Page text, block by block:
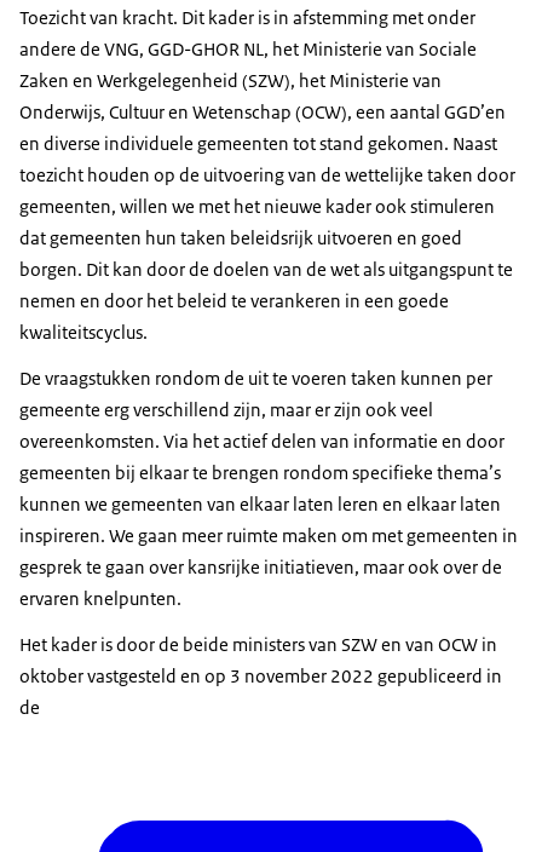
Toezicht van kracht. Dit kader is in afstemming met onder
andere de VNG, GGD-GHOR NL, het Ministerie van Sociale
Zaken en Werkgelegenheid (SZW), het Ministerie van
Onderwijs, Cultuur en Wetenschap (OCW), een aantal GGD’en
en diverse individuele gemeenten tot stand gekomen. Naast
toezicht houden op de uitvoering van de wettelijke taken door
gemeenten, willen we met het nieuwe kader ook stimuleren
dat gemeenten hun taken beleidsrijk uitvoeren en goed
borgen. Dit kan door de doelen van de wet als uitgangspunt te
nemen en door het beleid te verankeren in een goede
kwaliteitscyclus.
De vraagstukken rondom de uit te voeren taken kunnen per
gemeente erg verschillend zijn, maar er zijn ook veel
overeenkomsten. Via het actief delen van informatie en door
gemeenten bij elkaar te brengen rondom specifieke thema’s
kunnen we gemeenten van elkaar laten leren en elkaar laten
inspireren. We gaan meer ruimte maken om met gemeenten in
gesprek te gaan over kansrijke initiatieven, maar ook over de
ervaren knelpunten.
Het kader is door de beide ministers van SZW en van OCW in
oktober vastgesteld en op 3 november 2022 gepubliceerd in
de